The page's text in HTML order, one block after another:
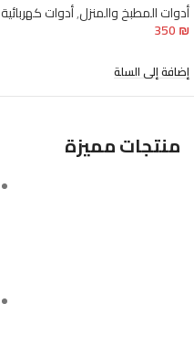
أدوات المطبخ والمنزل,أدوات كهربائية
350₪
إضافة إلى السلة
منتجات مميزة